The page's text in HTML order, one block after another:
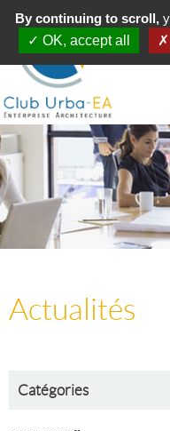
Toggle
MENU
Actualités
Catégories
By continuing to scroll,
OK, accept all